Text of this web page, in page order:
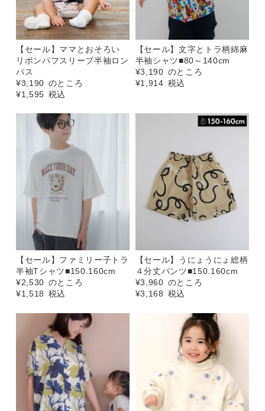
【セール】ママとおそろい
リボンパフスリーブ半袖ロン
パス
¥3,190 のところ
¥1,595 税込
【セール】文字とトラ柄綿麻
半袖シャツ■80～140cm
¥3,190 のところ
¥1,914 税込
【セール】ファミリー子トラ
半袖Tシャツ■150.160cm
¥2,530 のところ
¥1,518 税込
【セール】うにょうにょ総柄
４分丈パンツ■150.160cm
¥3,960 のところ
¥3,168 税込